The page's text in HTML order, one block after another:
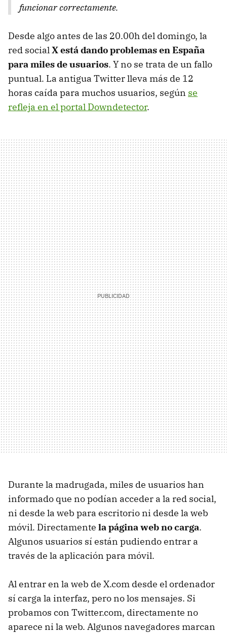
funcionar correctamente.
Desde algo antes de las 20.00h del domingo, la
red socialX está dando problemas en España
para miles de usuarios. Y no se trata de un fallo
puntual. La antigua Twitter lleva más de 12
horas caída para muchos usuarios, según se
refleja en el portal Downdetector.
Durante la madrugada, miles de usuarios han
informado que no podían acceder a la red social,
ni desde la web para escritorio ni desde la web
móvil. Directamente la página web no carga.
Algunos usuarios sí están pudiendo entrar a
través de la aplicación para móvil.
Al entrar en la web de X.com desde el ordenador
sí carga la interfaz, pero no los mensajes. Si
probamos con Twitter.com, directamente no
aparece ni la web. Algunos navegadores marcan